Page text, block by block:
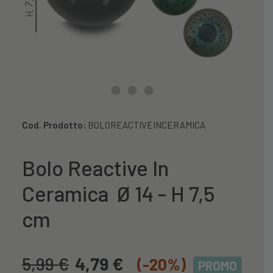
Cod. Prodotto: BOLOREACTIVEINCERAMICA
Bolo Reactive In
Ceramica Ø 14 - H 7,5
cm
5,99€ 4,79 € (-20%) PROMO